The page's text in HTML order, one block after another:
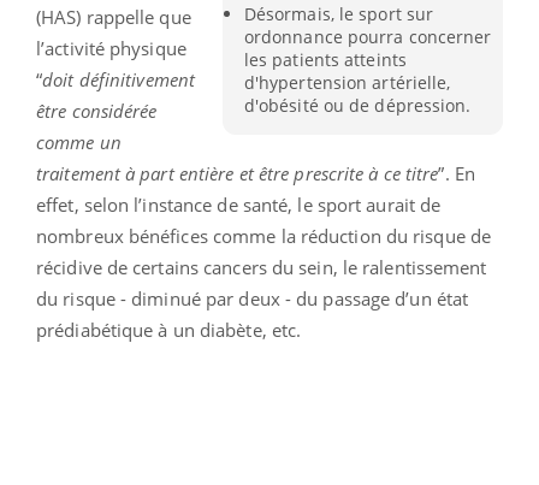
Désormais, le sport sur
ordonnance pourra concerner
les patients atteints
d'hypertension artérielle,
d'obésité ou de dépression.
(HAS) rappelle que
l’activité physique
“doit définitivement
être considérée
comme un
traitement à part entière et être prescrite à ce titre”. En
effet, selon l’instance de santé, le sport aurait de
nombreux bénéfices comme la réduction du risque de
récidive de certains cancers du sein, le ralentissement
du risque - diminué par deux - du passage d’un état
prédiabétique à un diabète, etc.